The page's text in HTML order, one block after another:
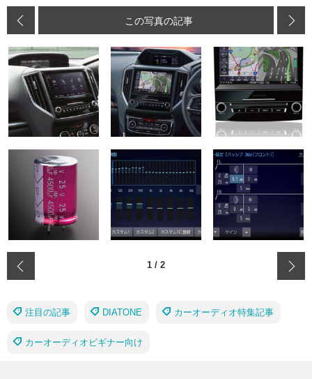
この写真の記事
1 / 2
注目の記事 DIATONE カーオーディオ特集記事
カーオーディオビギナー向け